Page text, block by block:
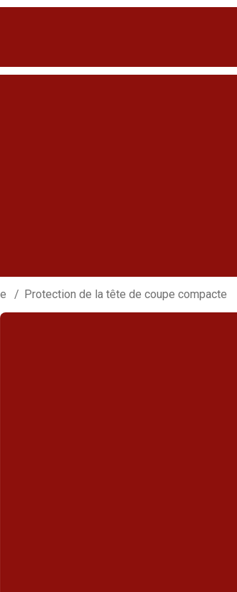
Protection de la tête de coupe compacte